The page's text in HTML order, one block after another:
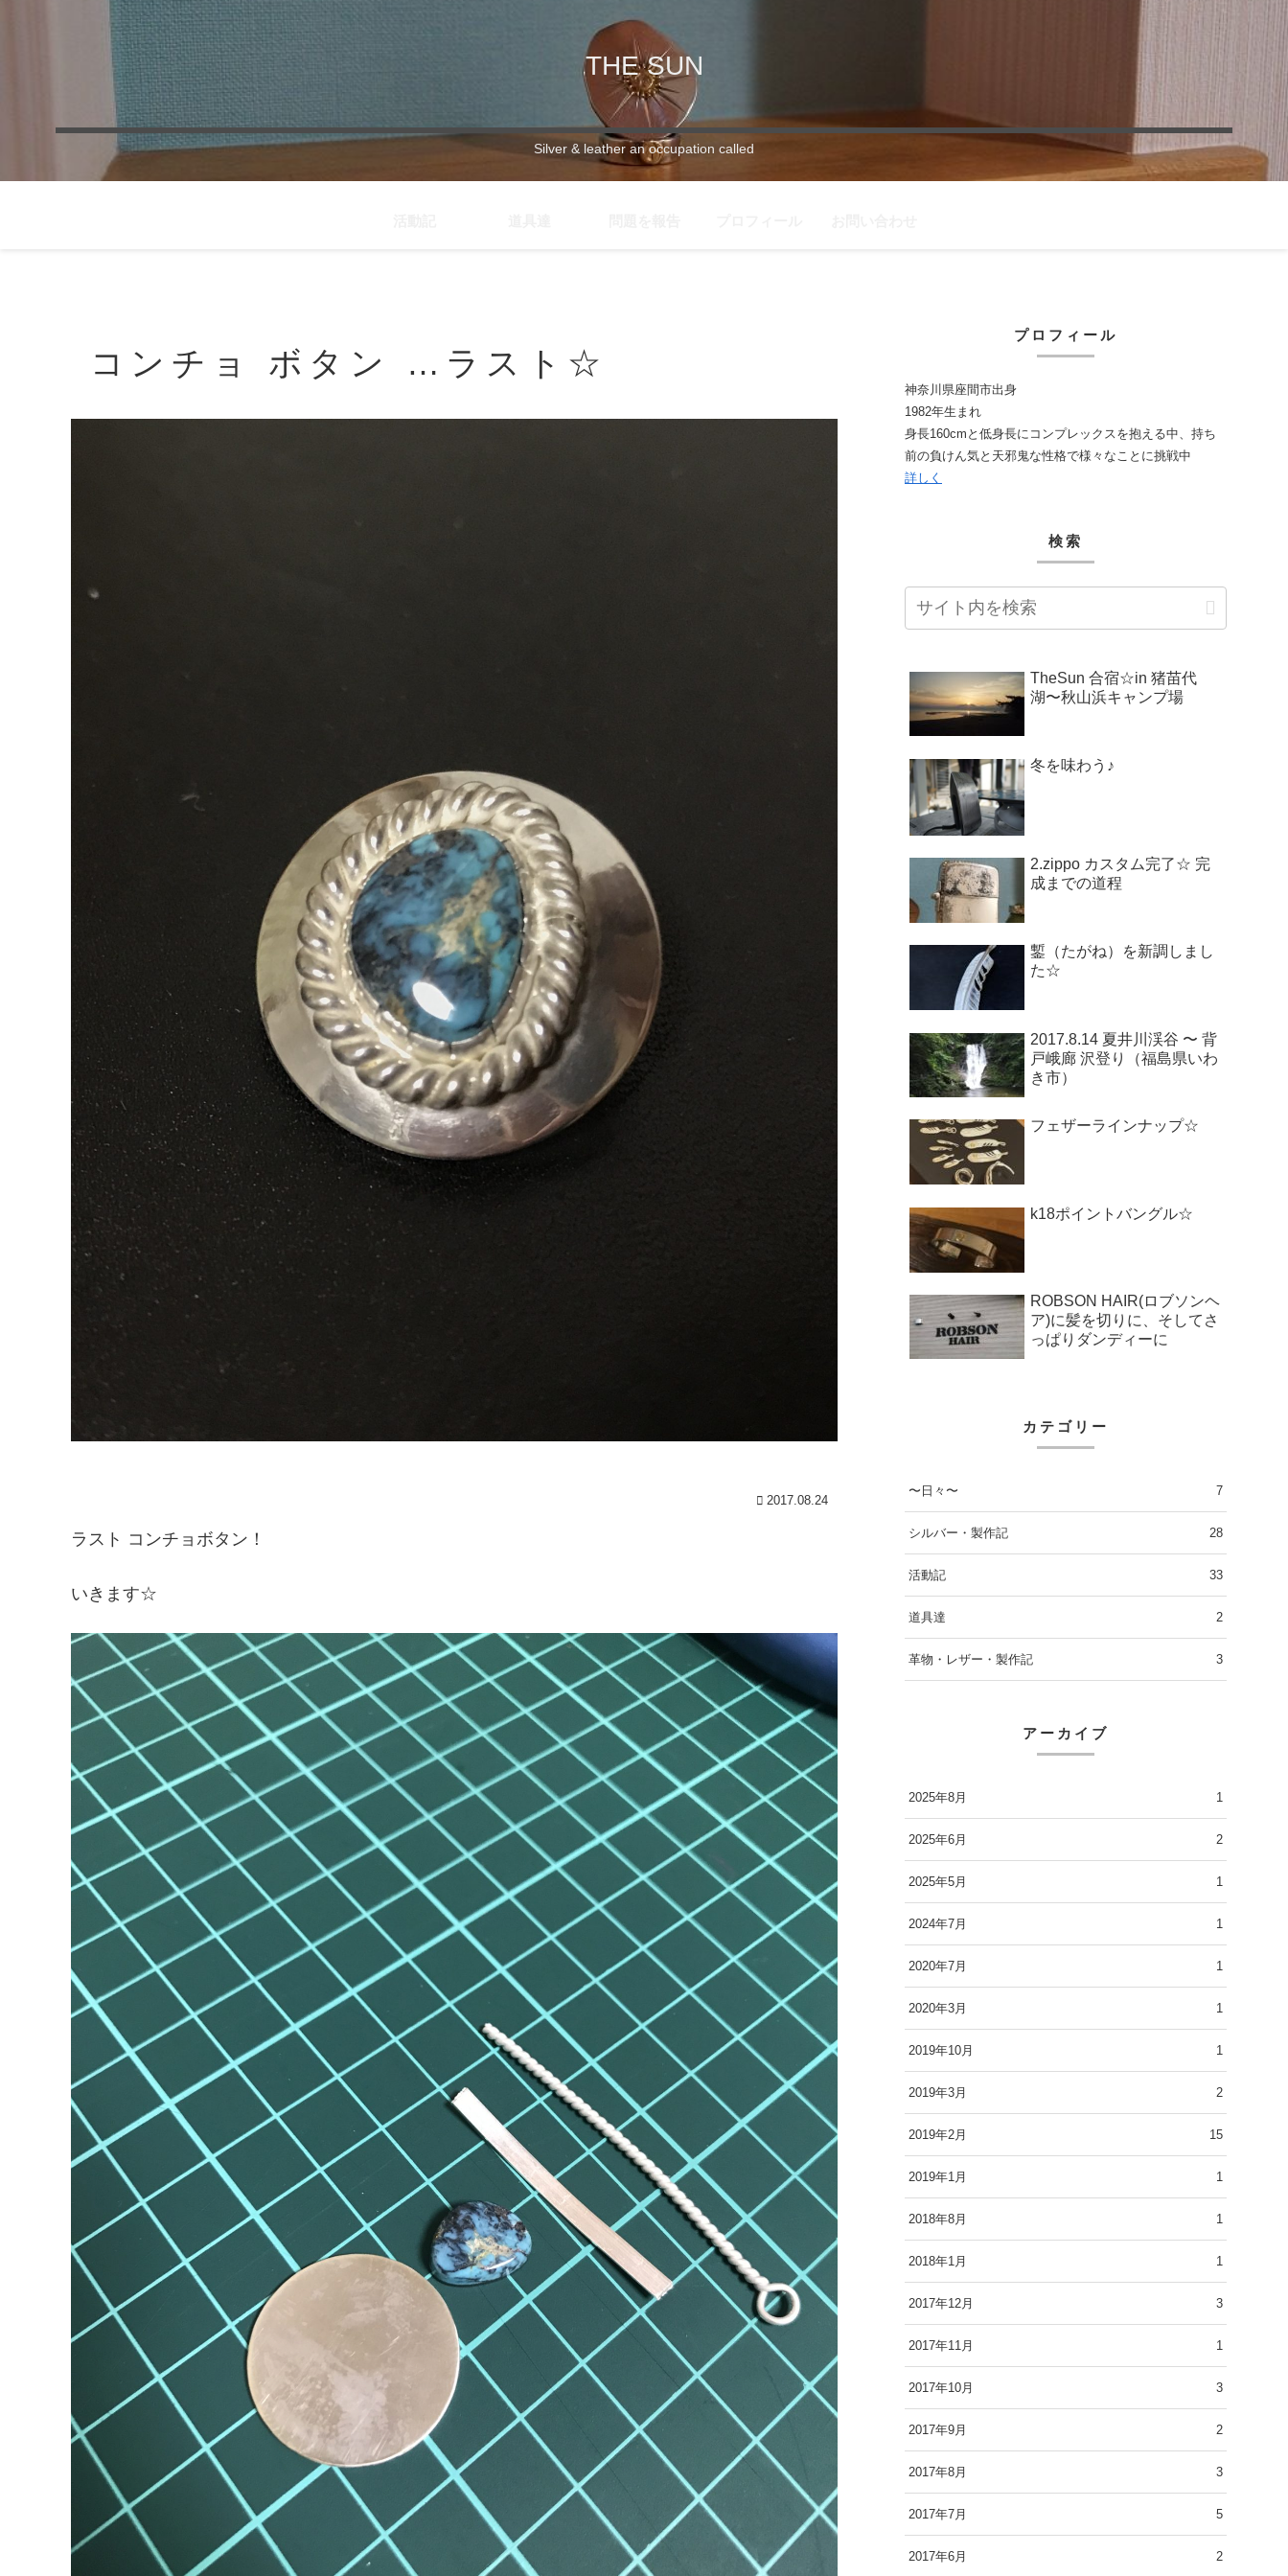
THE SUN
Silver & leather an occupation called
コンチョ ボタン …ラスト☆
2017.08.24
ラスト コンチョボタン！
いきます☆
プロフィール
神奈川県座間市出身
1982年生まれ
身長160cmと低身長にコンプレックスを抱える中、持ち
前の負けん気と天邪鬼な性格で様々なことに挑戦中
詳しく
検索
TheSun 合宿☆in 猪苗代
湖〜秋山浜キャンプ場
冬を味わう♪
2.zippo カスタム完了☆ 完
成までの道程
鏨（たがね）を新調しまし
た☆
2017.8.14 夏井川渓谷 〜 背
戸峨廊 沢登り（福島県いわ
き市）
フェザーラインナップ☆
k18ポイントバングル☆
ROBSON HAIR(ロブソンヘ
ア)に髪を切りに、そしてさ
っぱりダンディーに
カテゴリー
〜日々〜 7
シルバー・製作記 28
活動記 33
道具達 2
革物・レザー・製作記 3
アーカイブ
2025年8月 1
2025年6月 2
2025年5月 1
2024年7月 1
2020年7月 1
2020年3月 1
2019年10月 1
2019年3月 2
2019年2月 15
2019年1月 1
2018年8月 1
2018年1月 1
2017年12月 3
2017年11月 1
2017年10月 3
2017年9月 2
2017年8月 3
2017年7月 5
2017年6月 2